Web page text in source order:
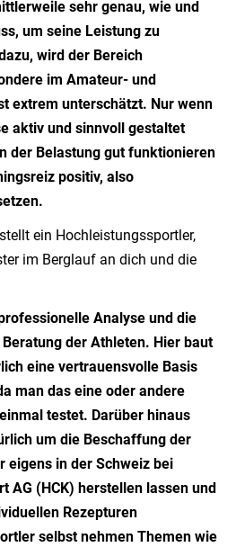
sehr genau, wie und
um seine Leistung zu
wird der Bereich
im Amateur- und
extrem unterschätzt. Nur wenn
aktiv und sinnvoll gestaltet
der Belastung gut funktionieren
positiv, also
ein Hochleistungssportler,
im Berglauf an dich und die
Analyse und die
der Athleten. Hier baut
eine vertrauensvolle Basis
man das eine oder andere
testet. Darüber hinaus
um die Beschaffung der
eigens in der Schweiz bei
AG (HCK) herstellen lassen und
Rezepturen
selbst nehmen Themen wie